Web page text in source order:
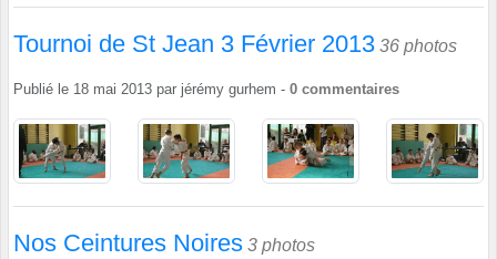
Tournoi de St Jean 3 Février 2013 36 photos
Publié le 18 mai 2013 par jérémy gurhem - 0 commentaires
Nos Ceintures Noires 3 photos